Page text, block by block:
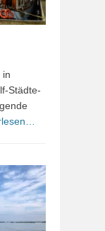
in
Städte-